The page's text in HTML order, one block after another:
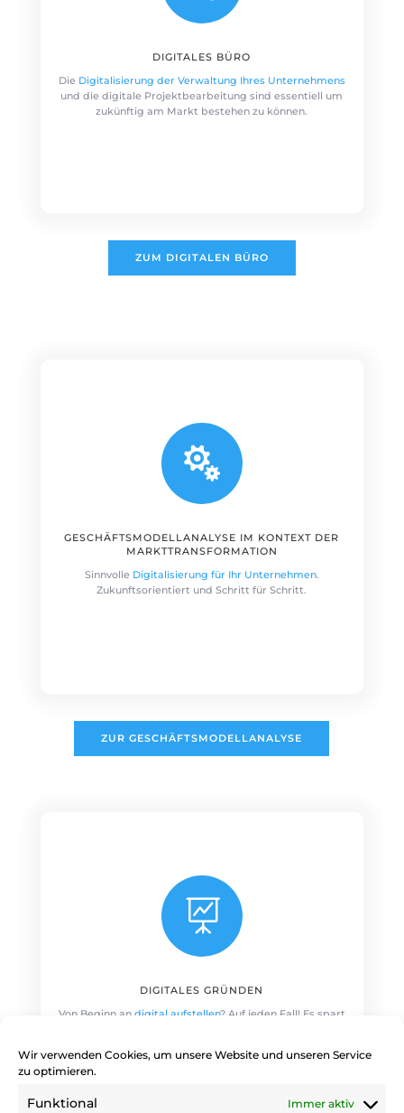
Wir verwenden Cookies, um unsere Website und unseren Service
zu optimieren.
Funktional Immer aktiv
DIGITALES BÜRO
Die Digitalisierung der Verwaltung Ihres Unternehmens
und die digitale Projektbearbeitung sind essentiell um
zukünftig am Markt bestehen zu können.
ZUM DIGITALEN BÜRO

GESCHÄFTSMODELLANALYSE IM KONTEXT DER
MARKTTRANSFORMATION
Sinnvolle Digitalisierung für Ihr Unternehmen.
Zukunftsorientiert und Schritt für Schritt.
ZUR GESCHÄFTSMODELLANALYSE

DIGITALES GRÜNDEN
Von Beginn an digital aufstellen? Auf jeden Fall! Es spart